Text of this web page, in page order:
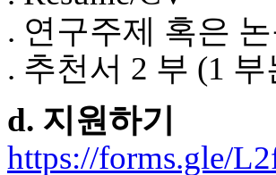
노
휴
이
트
무
료
. 연구주제 혹은
. 추천서 2 부 (1
d. 지원하기
https://forms.gle/